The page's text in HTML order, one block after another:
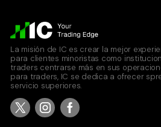
La misión de IC es crear la mejor
para clientes minoristas como
traders centrarse más en sus
para traders, IC se dedica a ofrecer
servicio superiores.